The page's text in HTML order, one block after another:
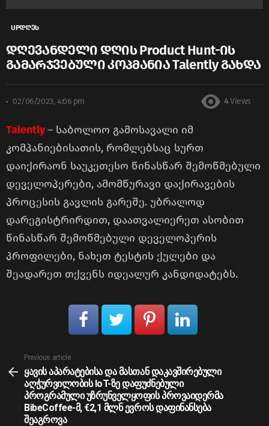
UPდღეს
დღევანდელი დღის Product Hunt-ის
გამარჯვებული კოპმანია Talently გახდა
02/06/2023, 4:06 pm 4 Views
Talently– საბოლოო გამოსავალი იმ
კომპანიებისათის, რომლებსაც სურთ
დაიქირაონ საუკეთესო წინასწარ შემოწმებული
დეველოპერები, ამომწურავი დაქირავების
პროცესის გავლის გარეშე. უბრალოდ
დარეგისტრირდით, დაათვალიერეთ ასობით
წინასწარ შემოწმებული დეველოპერის
პროფილები, ნახეთ ტესტის ქულები და
შეადარეთ თქვენს იდეალურ კანდიდატებს.
more
Previous article
ყავის აპარატებისა და მასთან დაკავშირებული
აღჭურვილობის IoT-ზე დაფუძნებული
პროგრამული უზრუნველყოფის პროვაიდერმა
BibeCoffee-მ, €2,1 მლნ ევროს დაფინანსება
შეაგროვა